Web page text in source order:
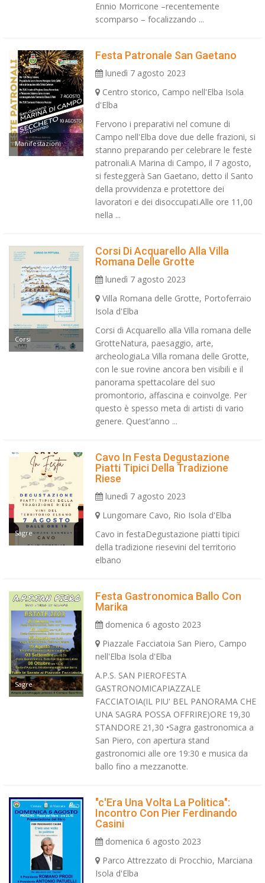
Ennio Morricone –recentemente
scomparso – focalizzando ...
Manifestazioni
Festa Patronale San Gaetano
lunedì 7 agosto 2023
Centro storico, Campo nell'Elba Isola
d'Elba
Fervono i preparativi nel comune di
Campo nell'Elba dove due delle frazioni, si
stanno preparando per celebrare le feste
patronali.A Marina di Campo, il 7 agosto,
si festeggerà San Gaetano, detto il Santo
della provvidenza e protettore dei
lavoratori e dei disoccupati.Alle ore 11,00
nella ...
Corsi
Corsi Di Acquarello Alla Villa
Romana Delle Grotte
lunedì 7 agosto 2023
Villa Romana delle Grotte, Portoferraio
Isola d'Elba
Corsi di Acquarello alla Villa romana delle
GrotteNatura, paesaggio, arte,
archeologiaLa Villa romana delle Grotte,
con le sue rovine ancora ben visibili e il
panorama spettacolare del suo
promontorio, affascina e coinvolge. Per
questo è spesso meta di artisti di vario
genere. Quest’anno ...
Sagre
Cavo In Festa Degustazione
Piatti Tipici Della Tradizione
Riese
lunedì 7 agosto 2023
Lungomare Cavo, Rio Isola d'Elba
Cavo in festaDegustazione piatti tipici
della tradizione riesevini del territorio
elbano
Sagre
Festa Gastronomica Ballo Con
Marika
domenica 6 agosto 2023
Piazzale Facciatoia San Piero, Campo
nell'Elba Isola d'Elba
A.P.S. SAN PIEROFESTA
GASTRONOMICAPIAZZALE
FACCIATOIA(IL PIU' BEL PANORAMA CHE
UNA SAGRA POSSA OFFRIRE)ORE 19,30
STANDORE 21,30 •Sagra gastronomica a
San Piero, con apertura stand
gastronomici alle ore 19:30 e musica da
ballo fino a mezzanotte.
"c'Era Una Volta La Politica":
Incontro Con Pier Ferdinando
Casini
domenica 6 agosto 2023
Parco Attrezzato di Procchio, Marciana
Isola d'Elba